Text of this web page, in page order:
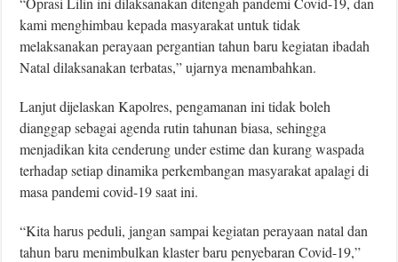
kami menghimbau kepada masyarakat untuk tidak
melaksanakan perayaan pergantian tahun baru kegiatan ibadah
Natal dilaksanakan terbatas,” ujarnya menambahkan.
Lanjut dijelaskan Kapolres, pengamanan ini tidak boleh
dianggap sebagai agenda rutin tahunan biasa, sehingga
menjadikan kita cenderung under estime dan kurang waspada
terhadap setiap dinamika perkembangan masyarakat apalagi di
masa pandemi covid-19 saat ini.
“Kita harus peduli, jangan sampai kegiatan perayaan natal dan
tahun baru menimbulkan klaster baru penyebaran Covid-19,”